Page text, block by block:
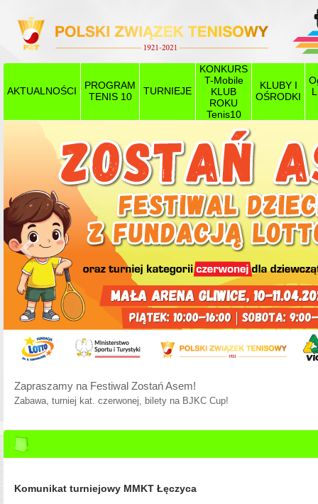
AKTUALNOŚCI
PROGRAM
TENIS 10
TURNIEJE
KONKURS
T-Mobile
KLUB
ROKU
Tenis10
KLUBY I
OŚRODKI
Poprzedni
Zapraszamy na Festiwal Zostań Asem!
Zabawa, turniej kat. czerwonej, bilety na BJKC Cup!
Komunikat turniejowy MMKT Łęczyca